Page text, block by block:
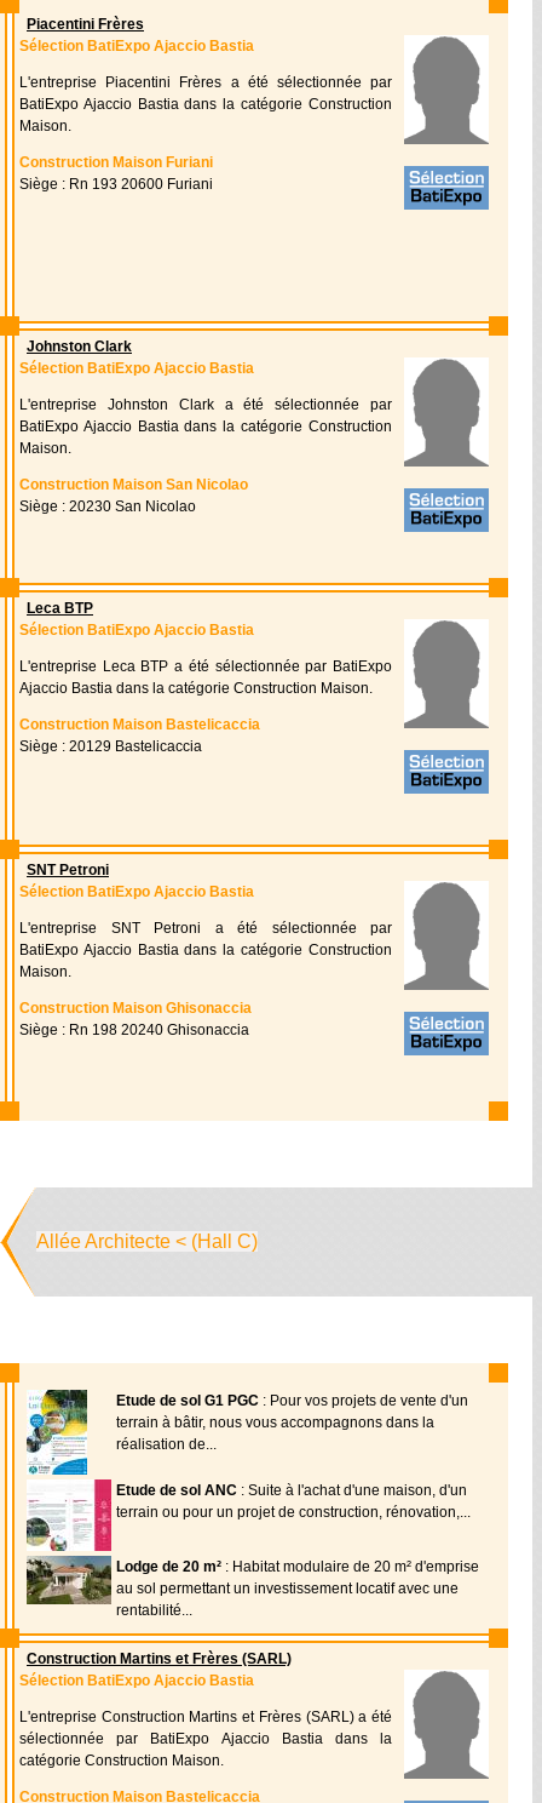
Piacentini Frères
Sélection BatiExpo Ajaccio Bastia
L'entreprise Piacentini Frères a été sélectionnée par
BatiExpo Ajaccio Bastia dans la catégorie Construction
Maison.
Construction Maison Furiani
Siège : Rn 193 20600 Furiani
Johnston Clark
Sélection BatiExpo Ajaccio Bastia
L'entreprise Johnston Clark a été sélectionnée par
BatiExpo Ajaccio Bastia dans la catégorie Construction
Maison.
Construction Maison San Nicolao
Siège : 20230 San Nicolao
Leca BTP
Sélection BatiExpo Ajaccio Bastia
L'entreprise Leca BTP a été sélectionnée par BatiExpo
Ajaccio Bastia dans la catégorie Construction Maison.
Construction Maison Bastelicaccia
Siège : 20129 Bastelicaccia
SNT Petroni
Sélection BatiExpo Ajaccio Bastia
L'entreprise SNT Petroni a été sélectionnée par
BatiExpo Ajaccio Bastia dans la catégorie Construction
Maison.
Construction Maison Ghisonaccia
Siège : Rn 198 20240 Ghisonaccia
Allée Architecte < (Hall C)
Etude de sol G1 PGC : Pour vos projets de vente d'un
terrain à bâtir, nous vous accompagnons dans la
réalisation de...
Etude de sol ANC : Suite à l'achat d'une maison, d'un
terrain ou pour un projet de construction, rénovation,...
Lodge de 20 m² : Habitat modulaire de 20 m² d'emprise
au sol permettant un investissement locatif avec une
rentabilité...
Construction Martins et Frères (SARL)
Sélection BatiExpo Ajaccio Bastia
L'entreprise Construction Martins et Frères (SARL) a été
sélectionnée par BatiExpo Ajaccio Bastia dans la
catégorie Construction Maison.
Construction Maison Bastelicaccia